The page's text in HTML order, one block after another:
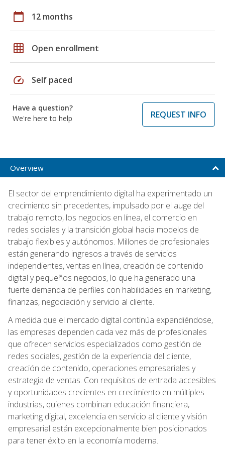
calendar_today 12 months
grid_on Open enrollment
speed Self paced
Have a question?
We're here to help
REQUEST INFO
Overview
El sector del emprendimiento digital ha experimentado un
crecimiento sin precedentes, impulsado por el auge del
trabajo remoto, los negocios en línea, el comercio en
redes sociales y la transición global hacia modelos de
trabajo flexibles y autónomos. Millones de profesionales
están generando ingresos a través de servicios
independientes, ventas en línea, creación de contenido
digital y pequeños negocios, lo que ha generado una
fuerte demanda de perfiles con habilidades en marketing,
finanzas, negociación y servicio al cliente.
A medida que el mercado digital continúa expandiéndose,
las empresas dependen cada vez más de profesionales
que ofrecen servicios especializados como gestión de
redes sociales, gestión de la experiencia del cliente,
creación de contenido, operaciones empresariales y
estrategia de ventas. Con requisitos de entrada accesibles
y oportunidades crecientes en crecimiento en múltiples
industrias, quienes combinan educación financiera,
marketing digital, excelencia en servicio al cliente y visión
empresarial están excepcionalmente bien posicionados
para tener éxito en la economía moderna.